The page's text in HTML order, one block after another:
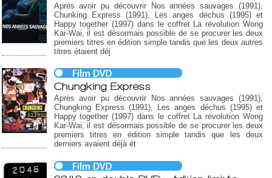
Après avoir pu découvrir Nos années sauvages (1991),
Chunking Express (1991), Les anges déchus (1995) et
Happy together (1997) dans le coffret La révolution Wong
Kar-Wai, il est désormais possible de se procurer les deux
premiers titres en édition simple tandis que les deux autres
titres étaient déj
Chungking Express
Après avoir pu découvrir Nos années sauvages (1991),
Chungking Express (1991), Les anges déchus (1995) et
Happy together (1997) dans le coffret La révolution Wong
Kar-Wai, il est désormais possible de se procurer les deux
premiers titres en édition simple tandis que les deux
derniers avaient déjà ét